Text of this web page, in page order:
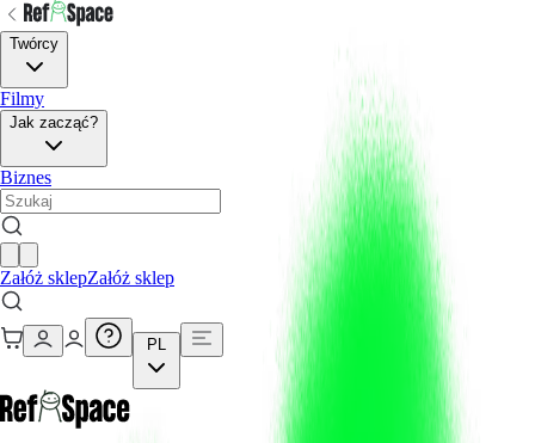
Twórcy
Filmy
Jak zacząć?
Biznes
Załóż sklepZałóż sklep
PL